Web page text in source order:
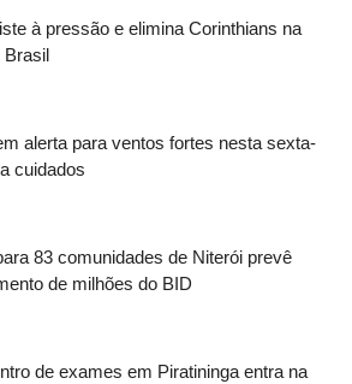
à pressão e elimina Corinthians na
Brasil
alerta para ventos fortes nesta sexta-
cuidados
83 comunidades de Niterói prevê
de milhões do BID
de exames em Piratininga entra na